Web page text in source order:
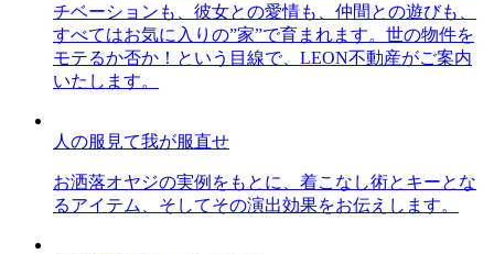
チベーションも、彼女との愛情も、仲間との遊びも、
すべてはお気に入りの”家”で育まれます。世の物件を
モテるか否か！という目線で、LEON不動産がご案内
いたします。
人の服見て我が服直せ
お洒落オヤジの実例をもとに、着こなし術とキーとな
るアイテム、そしてその演出効果をお伝えします。